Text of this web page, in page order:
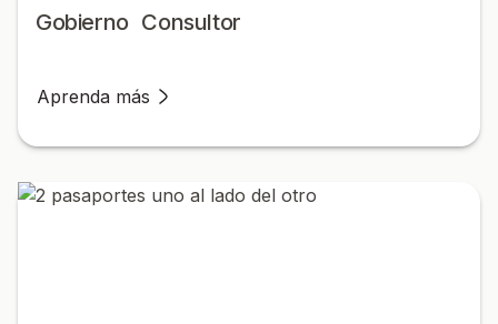
Gobierno Consultor
Aprenda más